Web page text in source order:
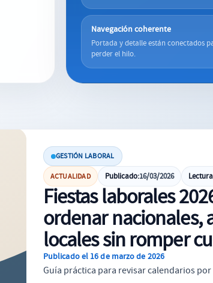
Navegación coherente
Portada y detalle están conectados
perder el hilo.
GESTIÓN LABORAL
ACTUALIDAD Publicado:16/03/2026
Fiestas laborales
ordenar nacionales,
locales sin romper
Publicado el 16 de marzo de 2026
Guía práctica para revisar calendarios